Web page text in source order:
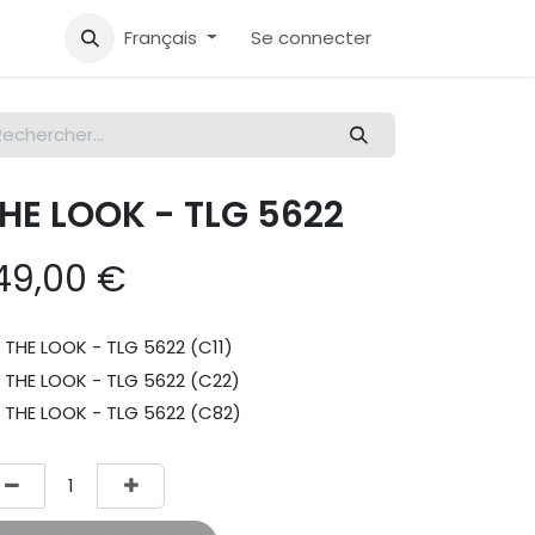
Français Se connecter
LOOK - TLG 5622
€
THE LOOK - TLG 5622 (C11)
THE LOOK - TLG 5622 (C22)
THE LOOK - TLG 5622 (C82)